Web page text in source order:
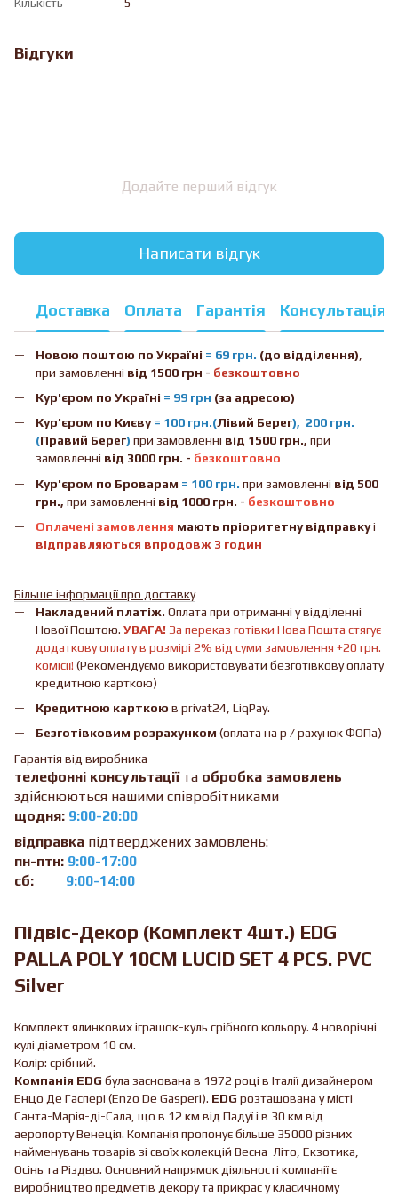
Відгуки
Додайте перший відгук
Написати відгук
Доставка Оплата Гарантія Консультація
Новою поштою по Україні = 69 грн. (до відділення)
при замовленні від 1500 грн - безкоштовно
Кур'єром по Україні = 99 грн (за адресою)
Кур'єром по Києву= 100 грн.(Лівий Берег), 200 грн.
(Правий Берег) при замовленні від 1500 грн., при
замовленні від 3000 грн. - безкоштовно
Кур'єром по Броварам = 100 грн. при замовленні від 500
грн., при замовленні від 1000 грн. - безкоштовно
Оплачені замовлення мають пріоритетну відправкуі
відправляються впродовж 3 годин
Більше інформації про доставку
Накладений платіж. Оплата при отриманні у відділенні
Нової Поштою. УВАГА! За переказ готівки Нова Пошта стягує
додаткову оплату в розмірі 2% від суми замовлення +20 грн.
комісії! (Рекомендуємо використовувати безготівкову оплату
кредитною карткою)
Кредитною карткою в privat24, LiqPay.
Безготівковим розрахунком (оплата на р / рахунок ФОПа)
Гарантія від виробника
телефонні консультації та обробка замовлень
здійснюються нашими співробітниками
щодня: 9:00-20:00
відправка підтверджених замовлень:
пн-птн: 9:00-17:00
сб:
9:00-14:00
Підвіс-Декор (Комплект 4шт.) EDG
PALLA POLY 10CM LUCID SET 4 PCS. PVC
Silver
Комплект ялинкових іграшок-куль срібного кольору. 4 новорічні
кулі діаметром 10 см.
Колір: срібний.
Компанія EDG була заснована в 1972 році в Італії дизайнером
Енцо Де Гаспері (Enzo De Gasperi). EDG розташована у місті
Санта-Марія-ді-Сала, що в 12 км від Падуї і в 30 км від
аеропорту Венеція. Компанія пропонує більше 35000 різних
найменувань товарів зі своїх колекцій Весна-Літо, Екзотика,
Осінь та Різдво. Основний напрямок діяльності компанії є
виробництво предметів декору та прикрас у класичному